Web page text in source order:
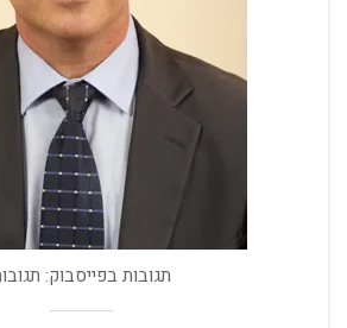
תגובות בפייסבוק: